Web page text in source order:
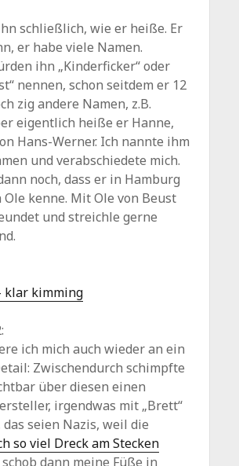
schließlich, wie er heiße. Er
er habe viele Namen.
ihn „Kinderficker“ oder
nennen, schon seitdem er 12
zig andere Namen, z.B.
eigentlich heiße er Hanne,
Hans-Werner. Ich nannte ihm
und verabschiedete mich.
noch, dass er in Hamburg
Ole kenne. Mit Ole von Beust
und streichle gerne
klar kimming
ich mich auch wieder an ein
Zwischendurch schimpfte
über diesen einen
irgendwas mit „Brett“
das seien Nazis, weil die
so viel Dreck am Stecken
dann meine Füße in